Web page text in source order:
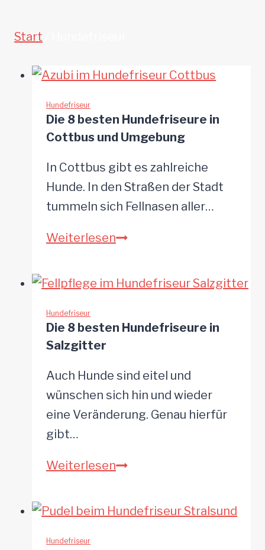
Start
Hundefriseur
Die 8 besten Hundefriseure in
Cottbus und Umgebung
In Cottbus gibt es zahlreiche
Hunde. In den Straßen der Stadt
tummeln sich Fellnasen aller…
WeiterlesenDie
besten
Cottbus
Umgebung
Hundefriseur
Die 8 besten Hundefriseure in
Salzgitter
Auch Hunde sind eitel und
wünschen sich hin und wieder
eine Veränderung. Genau hierfür
gibt…
WeiterlesenDie
besten
Hundefriseur